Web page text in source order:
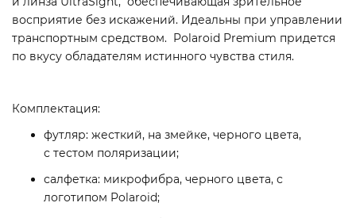
восприятие без искажений. Идеальны при управлении
транспортным средством. Polaroid Premium придется
по вкусу обладателям истинного чувства стиля.
Комплектация:
футляр: жесткий, на змейке, черного цвета,
с тестом поляризации;
салфетка: микрофибра, черного цвета, с
логотипом Polaroid;